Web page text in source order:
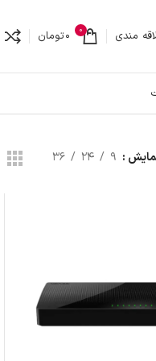
مندی 0
0تومان
9
24
36